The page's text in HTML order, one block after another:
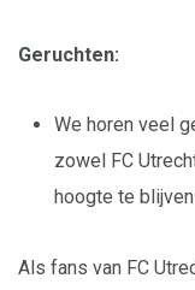
Geruchten:
We horen veel
zowel FC
hoogte te
Als fans van FC